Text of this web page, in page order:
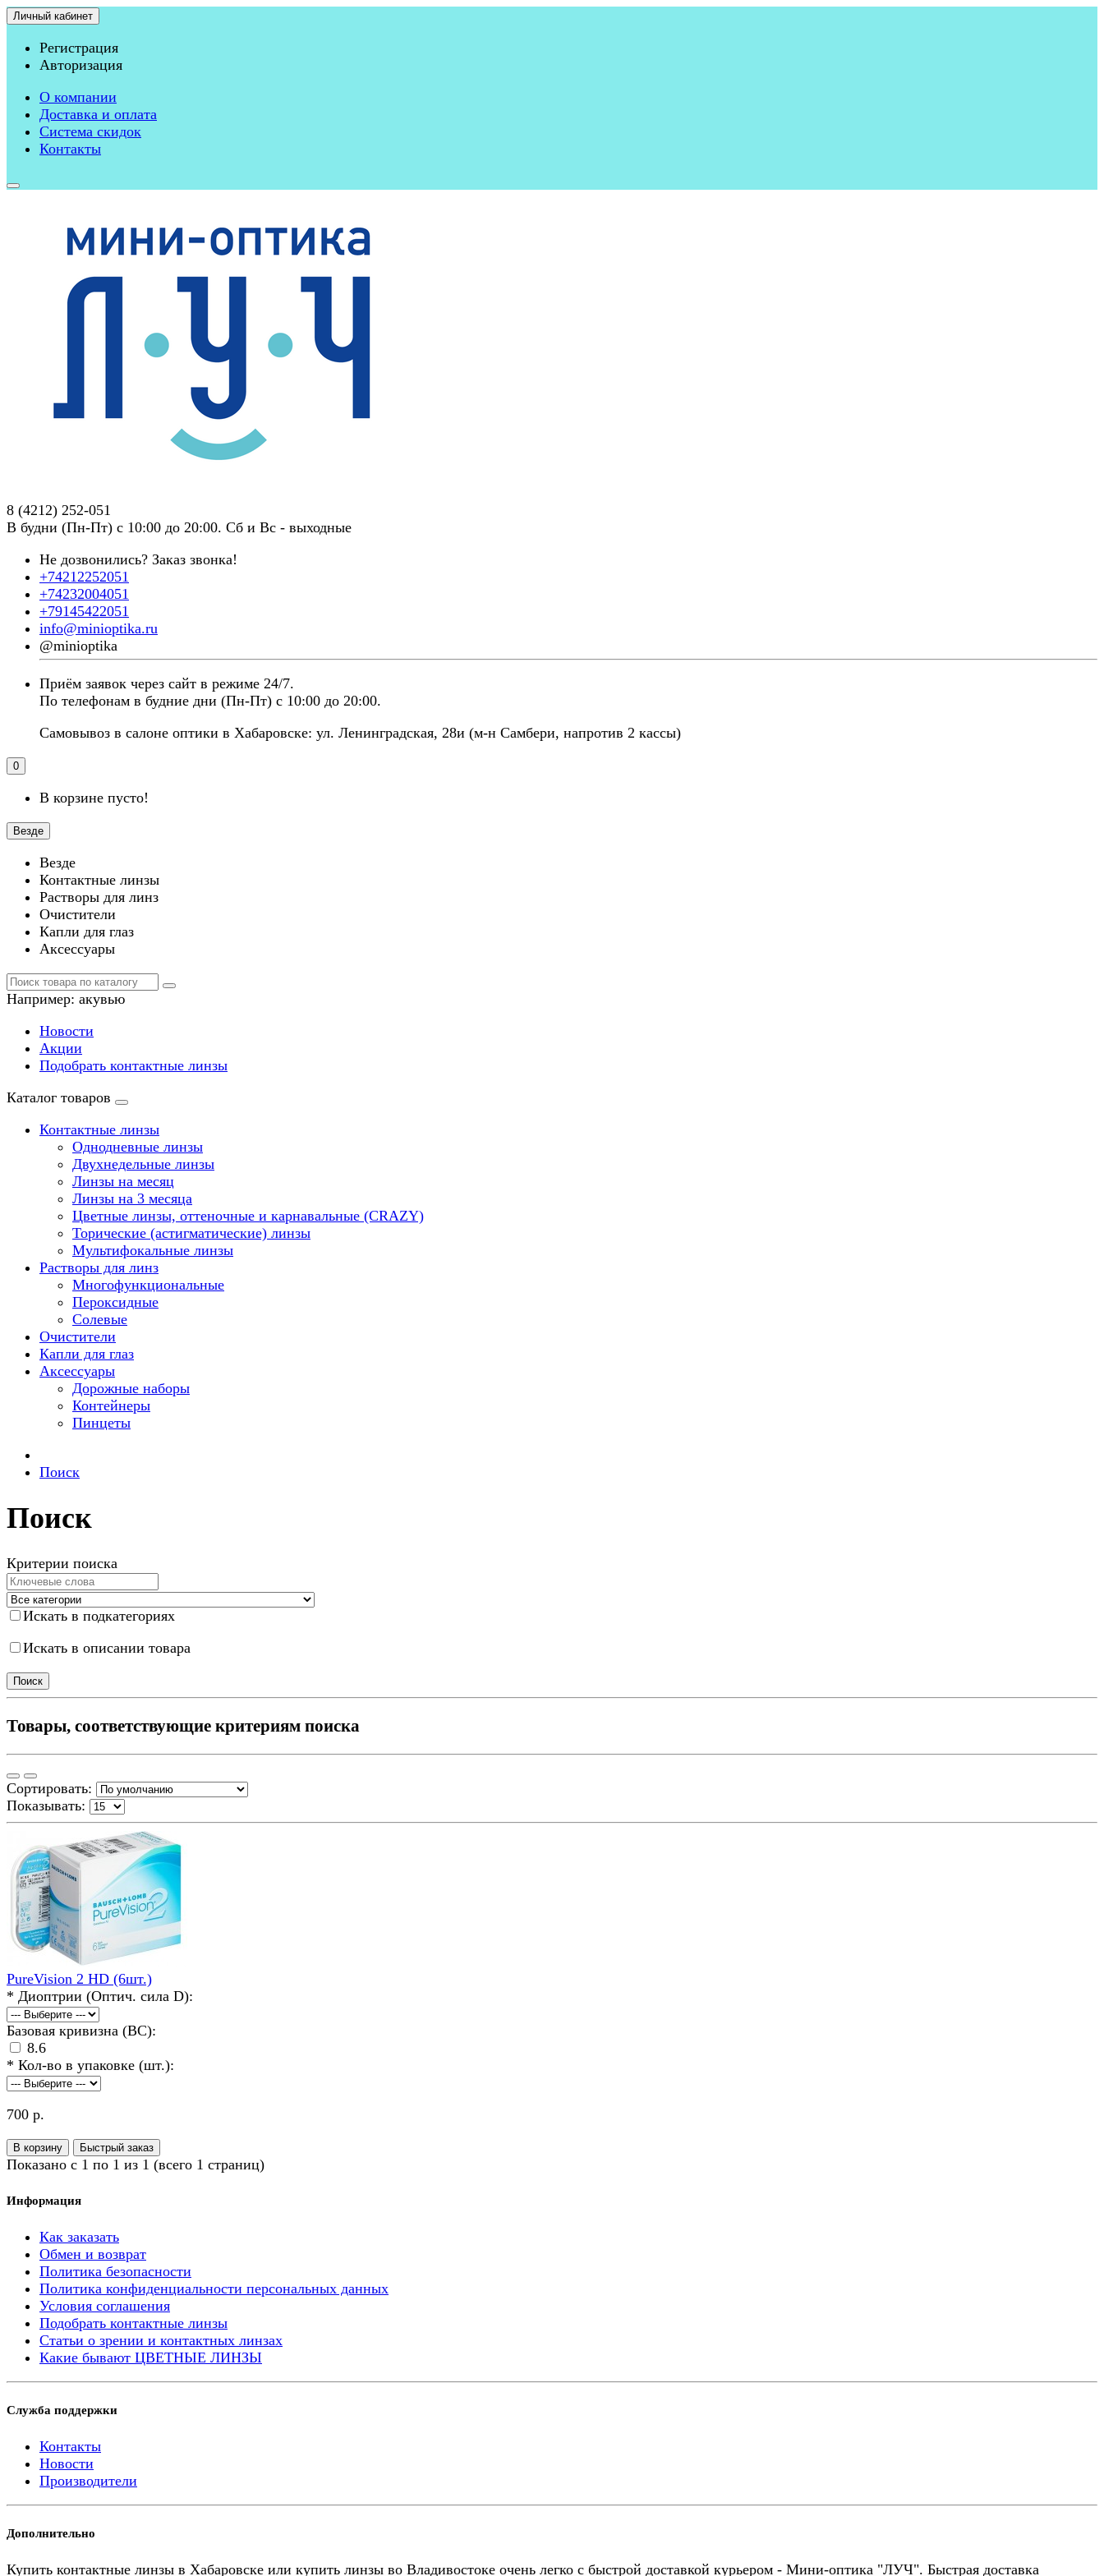
Личный кабинет
Регистрация
Авторизация
О компании
Доставка и оплата
Система скидок
Контакты
8 (4212) 252-051
В будни (Пн-Пт) с 10:00 до 20:00. Сб и Вс - выходные
Не дозвонились? Заказ звонка!
+74212252051
+74232004051
+79145422051
info@minioptika.ru
@minioptika
Приём заявок через сайт в режиме 24/7.
По телефонам в будние дни (Пн-Пт) с 10:00 до 20:00.
Самовывоз в салоне оптики в Хабаровске: ул. Ленинградская, 28и (м-н Самбери, напротив 2 кассы)
0
В корзине пусто!
Везде
Везде
Контактные линзы
Растворы для линз
Очистители
Капли для глаз
Аксессуары
Например: акувью
Новости
Акции
Подобрать контактные линзы
Каталог товаров
Контактные линзы
Однодневные линзы
Двухнедельные линзы
Линзы на месяц
Линзы на 3 месяца
Цветные линзы, оттеночные и карнавальные (CRAZY)
Торические (астигматические) линзы
Мультифокальные линзы
Растворы для линз
Многофункциональные
Пероксидные
Солевые
Очистители
Капли для глаз
Аксессуары
Дорожные наборы
Контейнеры
Пинцеты
Поиск
Поиск
Критерии поиска
Искать в подкатегориях
Искать в описании товара
Товары, соответствующие критериям поиска
Сортировать:
Показывать:
PureVision 2 HD (6шт.)
* Диоптрии (Оптич. сила D):
Базовая кривизна (BC):
8.6
* Кол-во в упаковке (шт.):
700 р.
В корзину Быстрый заказ
Показано с 1 по 1 из 1 (всего 1 страниц)
Информация
Как заказать
Обмен и возврат
Политика безопасности
Политика конфиденциальности персональных данных
Условия соглашения
Подобрать контактные линзы
Статьи о зрении и контактных линзах
Какие бывают ЦВЕТНЫЕ ЛИНЗЫ
Служба поддержки
Контакты
Новости
Производители
Дополнительно
Купить контактные линзы в Хабаровске или купить линзы во Владивостоке очень легко с быстрой доставкой курьером - Мини-оптика "ЛУЧ". Быстрая доставка